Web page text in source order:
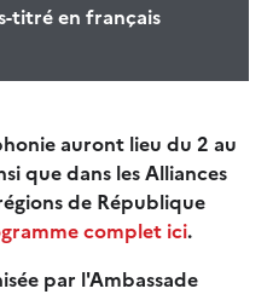
titré en français
auront lieu du 2 au
que dans les Alliances
de République
complet ici.
par l'Ambassade